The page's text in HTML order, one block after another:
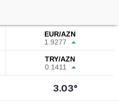
EUR/AZN
1.9277
TRY/AZN
0.1411
3.03°